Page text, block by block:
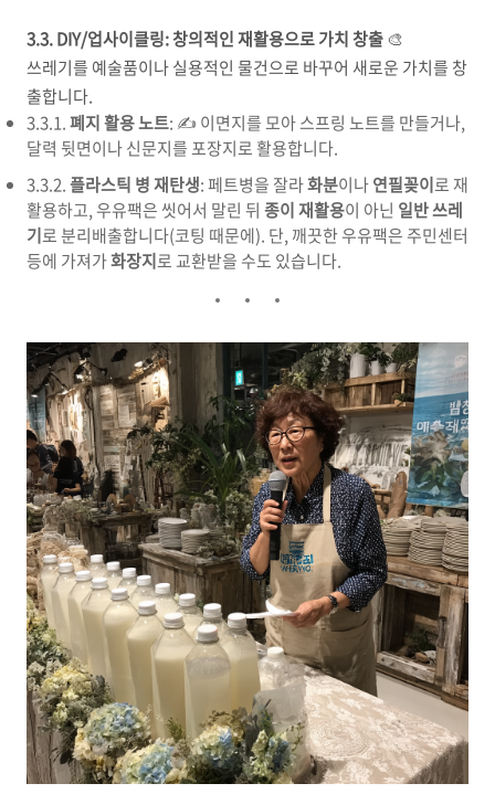
3.3. DIY/업사이클링: 창의적인 재활용으로 가치 창출 🎨
쓰레기를 예술품이나 실용적인 물건으로 바꾸어 새로운 가치를 창
출합니다.
3.3.1.폐지 활용 노트: ✍️ 이면지를 모아 스프링 노트를 만들거나,
달력 뒷면이나 신문지를 포장지로 활용합니다.
3.3.2.플라스틱 병 재탄생: 페트병을 잘라화분이나연필꽂이로 재
활용하고, 우유팩은 씻어서 말린 뒤 종이 재활용이 아닌 일반 쓰레
기로 분리배출합니다(코팅 때문에). 단, 깨끗한 우유팩은 주민센터
등에 가져가화장지로 교환받을 수도 있습니다.